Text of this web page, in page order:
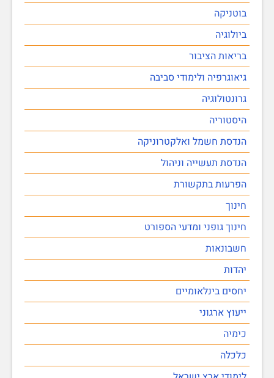
בוטניקה
ביולוגיה
בריאות הציבור
גיאוגרפיה ולימודי סביבה
גרונטולוגיה
היסטוריה
הנדסת חשמל ואלקטרוניקה
הנדסת תעשייה וניהול
הפרעות בתקשורת
חינוך
חינוך גופני ומדעי הספורט
חשבונאות
יהדות
יחסים בינלאומיים
ייעוץ ארגוני
כימיה
כלכלה